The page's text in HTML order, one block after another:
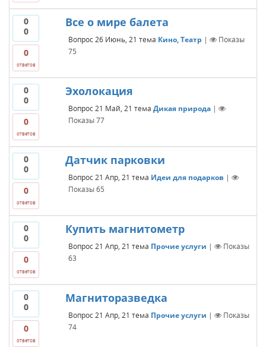
0
0
0
ответов
Все о мире балета
Вопрос 26 Июнь, 21 тема Кино, Театр |
Показы
75
0
0
0
ответов
Эхолокация
Вопрос 21 Май, 21 тема Дикая природа |
Показы77
0
0
0
ответов
Датчик парковки
Вопрос 21 Апр, 21 тема Идеи для подарков |
Показы65
0
0
0
ответов
Купить магнитометр
Вопрос 21 Апр, 21 тема Прочие услуги |
Показы
63
0
0
0
ответов
Магниторазведка
Вопрос 21 Апр, 21 тема Прочие услуги |
Показы
74